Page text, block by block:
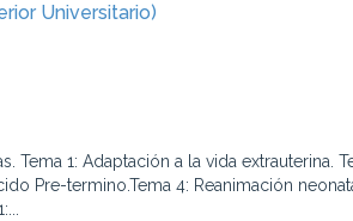
Universitario)
Tema 1: Adaptación a la vida extrauterina.
Pre-termino.Tema 4: Reanimación